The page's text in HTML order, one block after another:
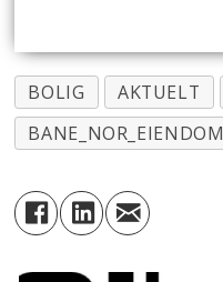
BOLIG AKTUELT
BANE_NOR_EIENDOM